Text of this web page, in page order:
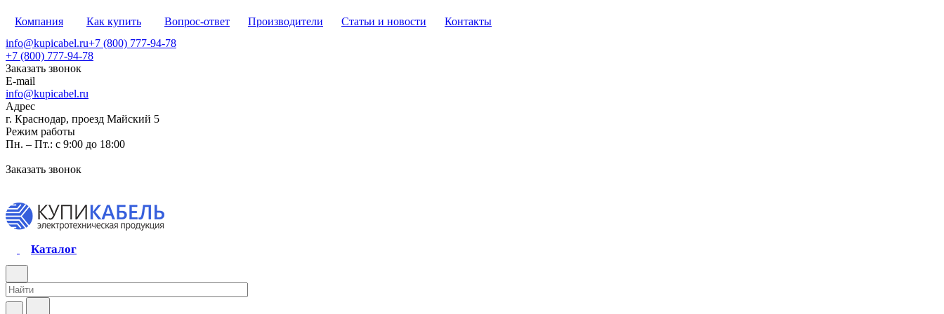
Компания Как купить Вопрос-ответ Производители Статьи и новости
Контакты
info@kupicabel.ru+7 (800) 777-94-78
+7 (800) 777-94-78
Заказать звонок
E-mail
info@kupicabel.ru
Адрес
г. Краснодар, проезд Майский 5
Режим работы
Пн. – Пт.: с 9:00 до 18:00
Заказать звонок
Каталог